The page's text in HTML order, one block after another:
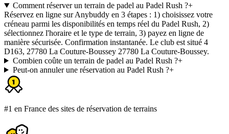
Comment réserver un terrain de padel au Padel Rush ?+
Réservez en ligne sur Anybuddy en 3 étapes : 1) choisissez votre
créneau parmi les disponibilités en temps réel du Padel Rush, 2)
sélectionnez l'horaire et le type de terrain, 3) payez en ligne de
manière sécurisée. Confirmation instantanée. Le club est situé 4
D163, 27780 La Couture-Boussey 27780 La Couture-Boussey.
Combien coûte un terrain de padel au Padel Rush ?+
Peut-on annuler une réservation au Padel Rush ?+
#1 en France des sites de réservation de terrains